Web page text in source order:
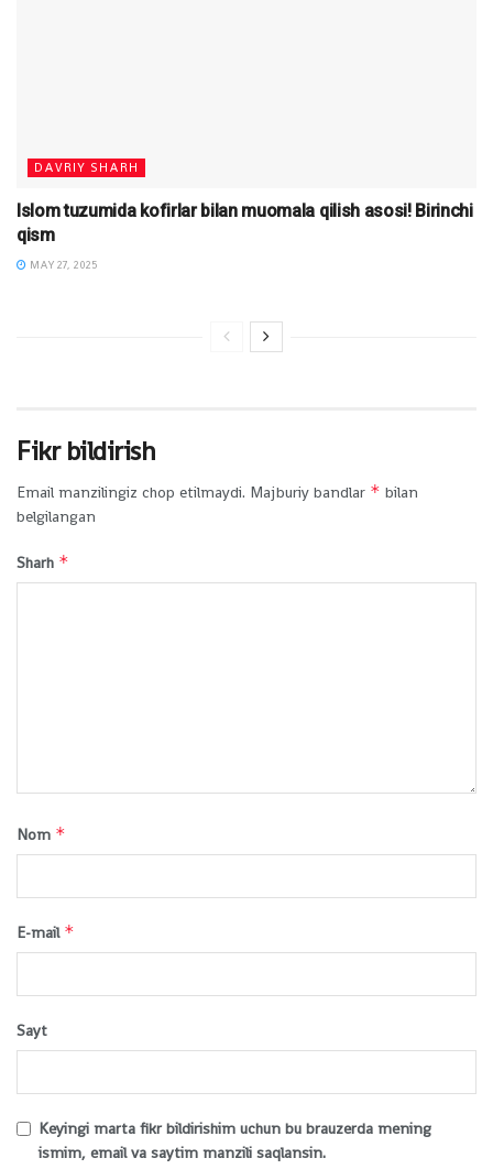
DAVRIY SHARH
Islom tuzumida kofirlar bilan muomala qilish asosi! Birinchi
qism
MAY 27, 2025
Fikr bildirish
Email manzilingiz chop etilmaydi. Majburiy bandlar * bilan
belgilangan
Sharh *
Nom *
E-mail *
Sayt
Keyingi marta fikr bildirishim uchun bu brauzerda mening
ismim, email va saytim manzili saqlansin.